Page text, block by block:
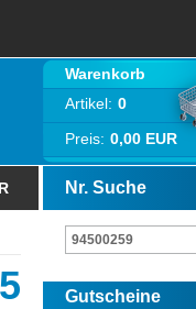
Warenkorb
Artikel: 0
Preis: 0,00 EUR
Nr. Suche
Gutscheine